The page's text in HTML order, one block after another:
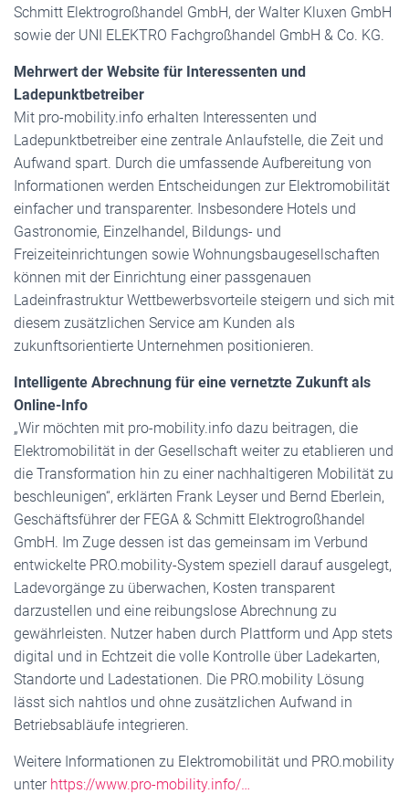
Schmitt Elektrogroßhandel GmbH, der Walter Kluxen GmbH
sowie der UNI ELEKTRO Fachgroßhandel GmbH & Co. KG.
Mehrwert der Website für Interessenten und
Ladepunktbetreiber
Mit pro-mobility.info erhalten Interessenten und
Ladepunktbetreiber eine zentrale Anlaufstelle, die Zeit und
Aufwand spart. Durch die umfassende Aufbereitung von
Informationen werden Entscheidungen zur Elektromobilität
einfacher und transparenter. Insbesondere Hotels und
Gastronomie, Einzelhandel, Bildungs- und
Freizeiteinrichtungen sowie Wohnungsbaugesellschaften
können mit der Einrichtung einer passgenauen
Ladeinfrastruktur Wettbewerbsvorteile steigern und sich mit
diesem zusätzlichen Service am Kunden als
zukunftsorientierte Unternehmen positionieren.
Intelligente Abrechnung für eine vernetzte Zukunft als
Online-Info
„Wir möchten mit pro-mobility.info dazu beitragen, die
Elektromobilität in der Gesellschaft weiter zu etablieren und
die Transformation hin zu einer nachhaltigeren Mobilität zu
beschleunigen“, erklärten Frank Leyser und Bernd Eberlein,
Geschäftsführer der FEGA & Schmitt Elektrogroßhandel
GmbH. Im Zuge dessen ist das gemeinsam im Verbund
entwickelte PRO.mobility-System speziell darauf ausgelegt,
Ladevorgänge zu überwachen, Kosten transparent
darzustellen und eine reibungslose Abrechnung zu
gewährleisten. Nutzer haben durch Plattform und App stets
digital und in Echtzeit die volle Kontrolle über Ladekarten,
Standorte und Ladestationen. Die PRO.mobility Lösung
lässt sich nahtlos und ohne zusätzlichen Aufwand in
Betriebsabläufe integrieren.
Weitere Informationen zu Elektromobilität und PRO.mobility
unter https://www.pro-mobility.info/…